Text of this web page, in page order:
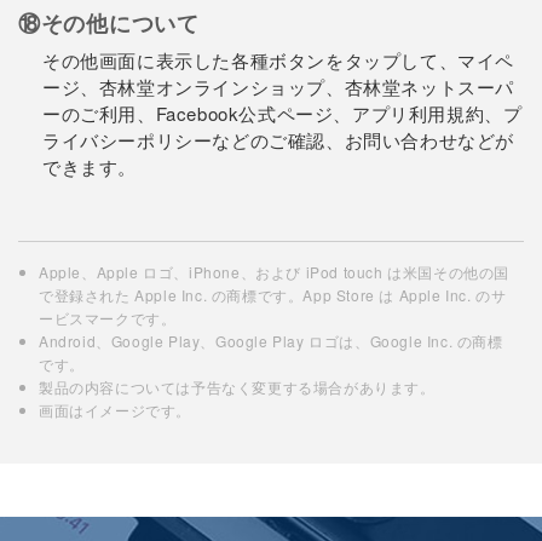
⑱その他について
その他画面に表示した各種ボタンをタップして、マイペ
ージ、杏林堂オンラインショップ、杏林堂ネットスーパ
ーのご利用、Facebook公式ページ、アプリ利用規約、プ
ライバシーポリシーなどのご確認、お問い合わせなどが
できます。
Apple、Apple ロゴ、iPhone、および iPod touch は米国その他の国
で登録された Apple Inc. の商標です。App Store は Apple Inc. のサ
ービスマークです。
Android、Google Play、Google Play ロゴは、Google Inc. の商標
です。
製品の内容については予告なく変更する場合があります。
画面はイメージです。